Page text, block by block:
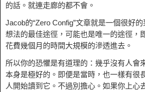
的話。就連走廊的都不會。
Jacob的“Zero Config”文章就是一個很好
想法的最佳途徑，可能也是唯一的途徑，
花費幾個月的時間大規模的滲透進去。
所以你的恐懼是有道理的：幾乎沒有人會
本身是極好的。即便是當時，也一樣有很
人開始讀到它。不過別擔心。如果你上心